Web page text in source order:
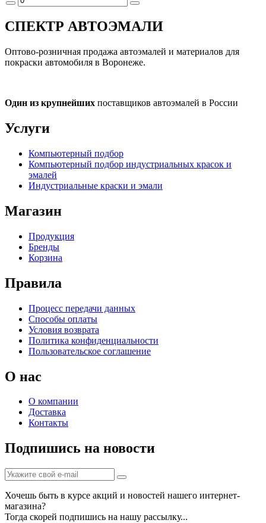
СПЕКТР АВТОЭМАЛИ
Оптово-розничная продажа автоэмалей и материалов для
покраски автомобиля в Воронеже.
Один из крупнейших поставщиков автоэмалей в России
Услуги
Компьютерный подбор
Компьютерный подбор индустриальных красок и
эмалей
Индустриальные краски и эмали
Магазин
Продукция
Бренды
Корзина
Правила
Процесс передачи данных
Способы оплаты
Условия возврата
Политика конфиденциальности
Пользовательское соглашение
О нас
О компании
Доставка
Контакты
Подпишись на новости
Хочешь быть в курсе акций и новостей нашего интернет-
магазина?
Тогда скорей подпишись на нашу рассылку...